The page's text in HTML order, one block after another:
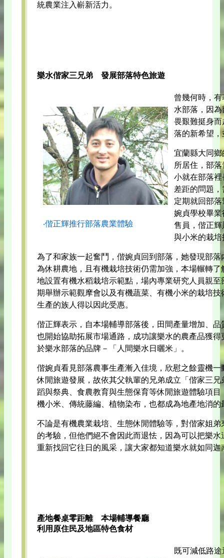
統農業注入嶄新活力。
樂水偕家三兄弟 發展部落特色旅遊
‧偕正輝推行部落農業體驗
曾幾何時，
水部落，因
畏艱難挺身
落的新希望
宜蘭縣大同
所居住，部
小就在部落
差距的問題
定期就回部
婉貞學校畢
售員，偕正
與小米的栽
為了和家族一起奮鬥，偕婉貞回到部落，她發現部
為休耕農地，且有機栽培技術仍需加強，本場輾轉
地設置有機水稻栽培示範點，場內專業研究人員親
期舉辦示範觀摩會以及有機蔬菜、有機小米的栽培
生產的族人得以因此受惠。
偕正輝表示，自本場輔導部落後，田間產量增加、
也開始協助拓展市場通路，成功讓樂水的農產品獲
於樂水部落的品牌－「人間樂水日曬米」。
偕婉貞看見部落農事生產漸入佳境，欣慰之餘靈機
休閒旅遊發展，故依其父執輩的兄弟成立「偕家三
蹈與祭典、食農教育與生態保育等休閒旅遊體驗項
機小米、傳統藤編、植物染布，也都成為地產地消的
不論是有機農業栽培、生態休閒體驗等，對偕家姐
的考驗，但他們絕不會因此而退怯，因為可以把樂
重新找回它往日的風采，讓大家都知道樂水就如同
產地餐桌零距離 本場輔導餐廳
利用原住民及地區特色食材
既可減低路